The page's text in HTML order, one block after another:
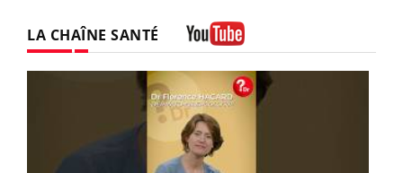
LA CHAÎNE SANTÉ